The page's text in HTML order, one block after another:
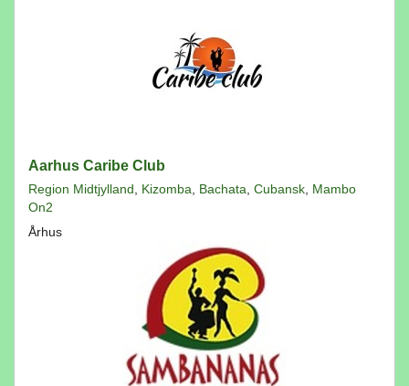
Aarhus Caribe Club
Region Midtjylland Kizomba Bachata Cubansk Mambo
On2
Århus